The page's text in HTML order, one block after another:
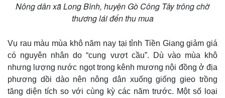
Kinh tế
Bất động sản
Thị trường
Giá vàng
Nông dân xã Long Bình, huyện Gò Công Tây trông chờ
thương lái đến thu mua
Vụ rau màu mùa khô năm nay tại tỉnh Tiền Giang giảm giá
có nguyên nhân do “cung vượt cầu”. Dù vào mùa khô
nhưng lượng nước ngọt trong kênh mương nội đồng ở địa
phương dồi dào nên nông dân xuống giống gieo trồng
tăng diện tích so với cùng kỳ các năm trước. Một số loại